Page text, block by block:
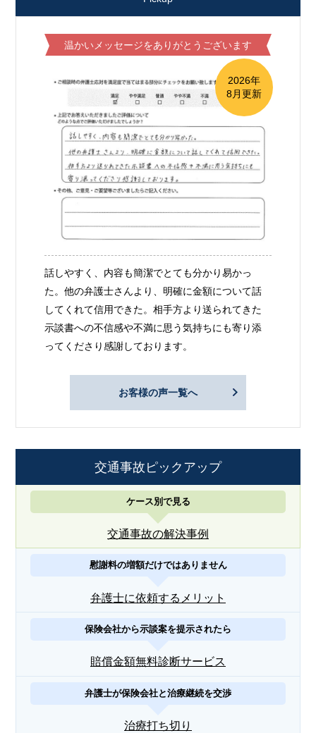
温かいメッセージをありがとうございます
2026年
8月更新
話しやすく、内容も簡潔でとても分かり易かっ
た。他の弁護士さんより、明確に金額について話
してくれて信用できた。相手方より送られてきた
示談書への不信感や不満に思う気持ちにも寄り添
ってくださり感謝しております。
お客様の声一覧へ
交通事故ピックアップ
ケース別で見る
交通事故の解決事例
慰謝料の増額だけではありません
弁護士に依頼するメリット
保険会社から示談案を提示されたら
賠償金額無料診断サービス
弁護士が保険会社と治療継続を交渉
治療打ち切り